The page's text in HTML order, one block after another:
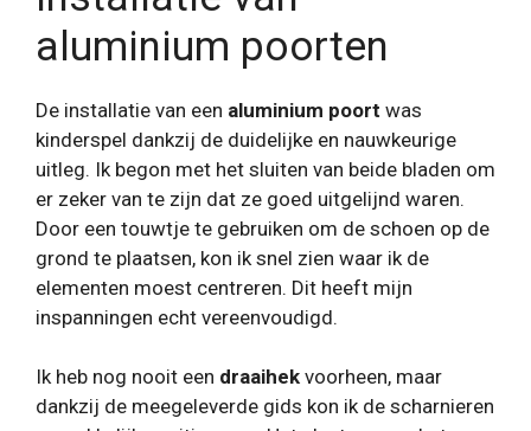
aluminium poorten
De installatie van een aluminium poort was
kinderspel dankzij de duidelijke en nauwkeurige
uitleg. Ik begon met het sluiten van beide bladen om
er zeker van te zijn dat ze goed uitgelijnd waren.
Door een touwtje te gebruiken om de schoen op de
grond te plaatsen, kon ik snel zien waar ik de
elementen moest centreren. Dit heeft mijn
inspanningen echt vereenvoudigd.
Ik heb nog nooit een draaihek voorheen, maar
dankzij de meegeleverde gids kon ik de scharnieren